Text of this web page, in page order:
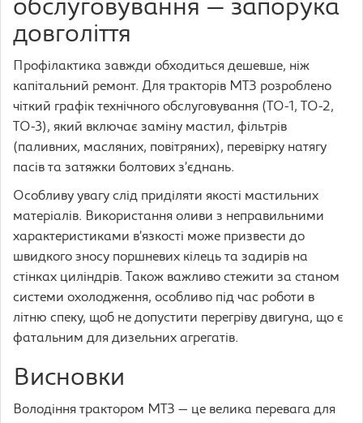
обслуговування — запорука
довголіття
Профілактика завжди обходиться дешевше, ніж
капітальний ремонт. Для тракторів МТЗ розроблено
чіткий графік технічного обслуговування (ТО-1, ТО-2,
ТО-3), який включає заміну мастил, фільтрів
(паливних, масляних, повітряних), перевірку натягу
пасів та затяжки болтових з’єднань.
Особливу увагу слід приділяти якості мастильних
матеріалів. Використання оливи з неправильними
характеристиками в’язкості може призвести до
швидкого зносу поршневих кілець та задирів на
стінках циліндрів. Також важливо стежити за станом
системи охолодження, особливо під час роботи в
літню спеку, щоб не допустити перегріву двигуна, що є
фатальним для дизельних агрегатів.
Висновки
Володіння трактором МТЗ — це велика перевага для